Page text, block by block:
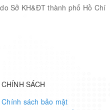
Sở KH&ĐT thành phố Hồ Chí
CHÍNH SÁCH
Chính sách bảo mật